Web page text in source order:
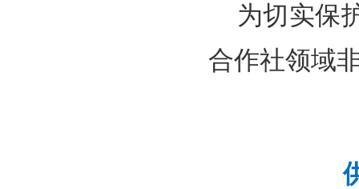
为切实保
合作社领域